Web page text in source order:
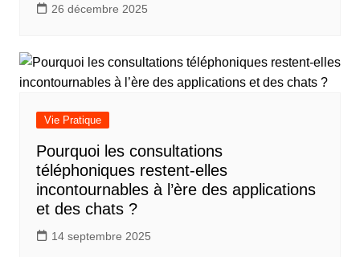
26 décembre 2025
Vie Pratique
Pourquoi les consultations
téléphoniques restent-elles
incontournables à l’ère des applications
et des chats ?
14 septembre 2025